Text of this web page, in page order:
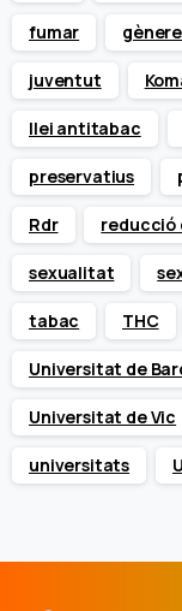
fumar gènere
juventut
llei antitabac
preservatius
Rdr reducció
sexualitat
tabac THC
Universitat de
Universitat de Vic
universitats